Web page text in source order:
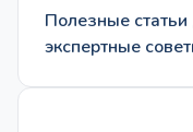
Полезные
экспертные